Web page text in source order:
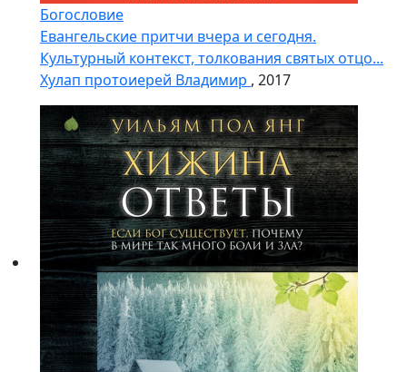
Богословие
Евангельские притчи вчера и сегодня.
Культурный контекст, толкования святых отцо...
Хулап протоиерей Владимир , 2017